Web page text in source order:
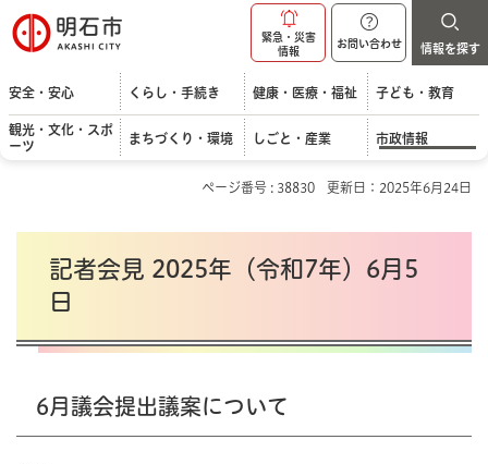
明石市
緊急・災害
情報
お問い合わせ 情報を探す
安全・安心 くらし・手続き 健康・医療・福祉 子ども・教育
観光・文化・スポ
ーツ
まちづくり・環境 しごと・産業 市政情報
ページ番号 : 38830 更新日：2025年6月24日
記者会見 2025年（令和7年）6月5
日
6月議会提出議案について